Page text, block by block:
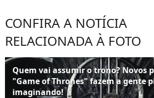
CONFIRA A NOTÍCIA
RELACIONADA À FOTO
Quem vai assumir o trono? Novos
"Game of Thrones" fazem a gente
imaginando!